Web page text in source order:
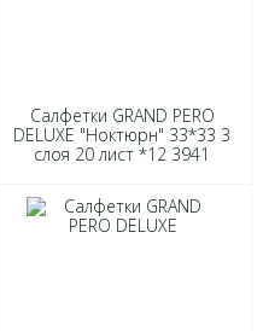
Салфетки GRAND PERO
DELUXE "Ноктюрн" 33*33 3
слоя 20 лист *12 3941